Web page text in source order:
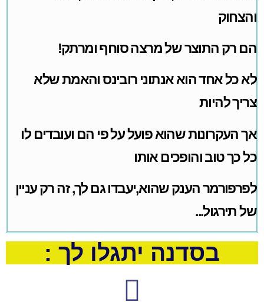
והצחוק
הם רק התוצרשל מרצה סוחף ומרתק!
לאכלאחדהואאנתוני רובינסוהאמתשלא
צריךלהיות
אךהעקרונותשהוא פועלעלפי הם ועובדים לו
כלכךטובוהופכים אותו
לפרפורמרהענק שהוא,יעבדו גם לך,זהרק עניין
שלתירגול...
בסדנה יתגלו לך :